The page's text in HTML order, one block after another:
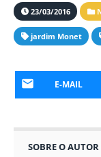
23/03/2016
jardim Monet
E-MAIL
SOBRE O AUTOR